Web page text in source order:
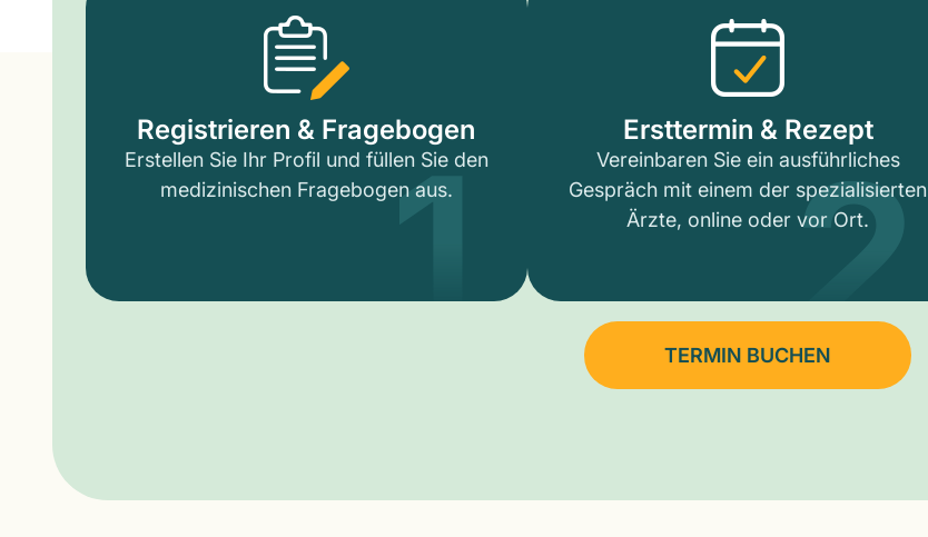
Registrieren & Fragebogen
Erstellen Sie Ihr Profil und füllen Sie den
medizinischen Fragebogen aus.
1 Ersttermin & Rezept
Vereinbaren Sie ein ausführliches
Gespräch mit einem der spezialisierten
Ärzte, online oder vor Ort.
2
TERMIN BUCHEN